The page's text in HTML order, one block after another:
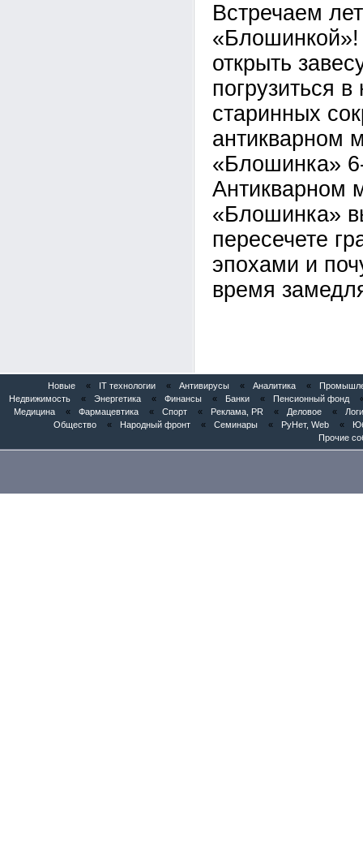
Встречаем
открыть
погрузиться
старинных
антикварном
«Блошинка»
Антикварном
«Блошинка»
пересечете
эпохами и
время
Новые « IT технологии « Антивирусы « Аналитика «
Недвижимость
« Энергетика « Финансы « Банки « Пенсионный фонд
Медицина
« Фармацевтика « Спорт « Реклама, PR « Деловое «
Общество
« Народный фронт « Семинары « РуНет, Web «
Прочие